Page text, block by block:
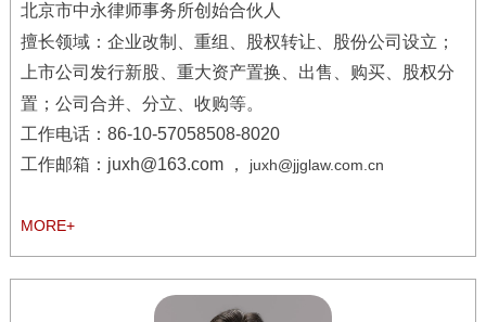
北京市中永律师事务所创始合伙人
擅长领域： 企业改制、重组、股权转让、股份公司设立；
上市公司发行新股、重大资产置换、出售、购买、股权分
置；公司合并、分立、收购等。
工作电话： 86-10-57058508-8020
工作邮箱：juxh@163.com ，
juxh@jjglaw.com.cn
MORE+